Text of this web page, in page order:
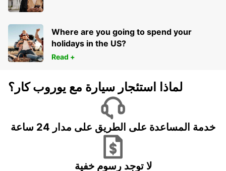
Where are you going to spend your
holidays in the US?
Read +
لماذا استئجار سيارة مع يوروب كار؟
خدمة المساعدة على الطريق على مدار 24 ساعة
لا توجد رسوم خفية